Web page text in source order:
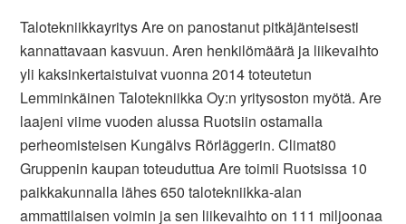
Talotekniikkayritys Are on panostanut pitkäjänteisesti
kannattavaan kasvuun. Aren henkilömäärä ja liikevaihto
yli kaksinkertaistuivat vuonna 2014 toteutetun
Lemminkäinen Talotekniikka Oy:n yritysoston myötä. Are
laajeni viime vuoden alussa Ruotsiin ostamalla
perheomisteisen Kungälvs Rörläggerin. Climat80
Gruppenin kaupan toteuduttua Are toimii Ruotsissa 10
paikkakunnalla lähes 650 talotekniikka-alan
ammattilaisen voimin ja sen liikevaihto on 111 miljoonaa